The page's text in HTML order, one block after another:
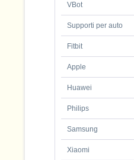
VBot
Supporti per auto
Fitbit
Apple
Huawei
Philips
Samsung
Xiaomi